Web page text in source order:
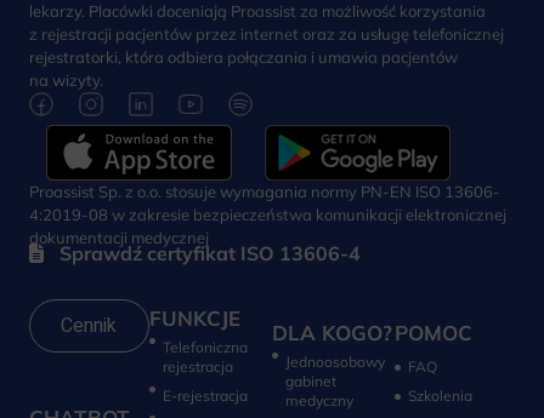
lekarzy. Placówki doceniają Proassist za możliwość korzystania
z rejestracji pacjentów przez internet oraz za usługę telefonicznej
rejestratorki, która odbiera połączania i umawia pacjentów
na wizyty.
Proassist Sp. z o.o. stosuje wymagania normy PN-EN ISO 13606-
4:2019-08 w zakresie bezpieczeństwa komunikacji elektronicznej
dokumentacji medycznej
Sprawdź certyfikat ISO 13606-4
Cennik FUNKCJE
Telefoniczna
rejestracja
E-rejestracja
DLA KOGO?
Jednoosobowy
gabinet
medyczny
POMOC
FAQ
Szkolenia